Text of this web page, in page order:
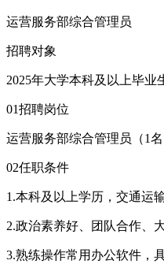
运营服务部综合管理员
招聘对象
2025年大学本科及以上毕业
01招聘岗位
运营服务部综合管理员（1名
02任职条件
1.本科及以上学历，交通运
2.政治素养好、团队合作、
3.熟练操作常用办公软件，